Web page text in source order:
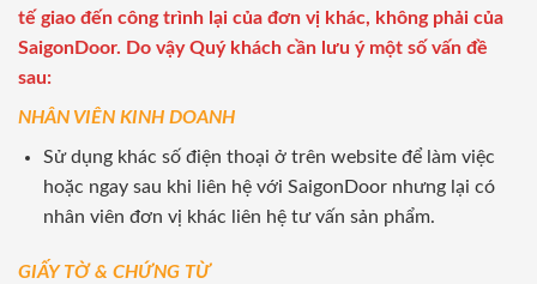
tế giao đến công trình lại của đơn vị khác, không phải của
SaigonDoor. Do vậy Quý khách cần lưu ý một số vấn đề
sau:
NHÂN VIÊN KINH DOANH
Sử dụng khác số điện thoại ở trên website để làm việc
hoặc ngay sau khi liên hệ với SaigonDoor nhưng lại có
nhân viên đơn vị khác liên hệ tư vấn sản phẩm.
GIẤY TỜ & CHỨNG TỪ